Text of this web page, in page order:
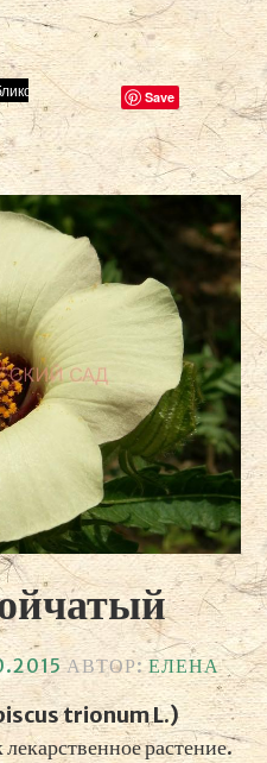
Save
АВТОР:ЕЛЕНА
trionum L.)
растение.